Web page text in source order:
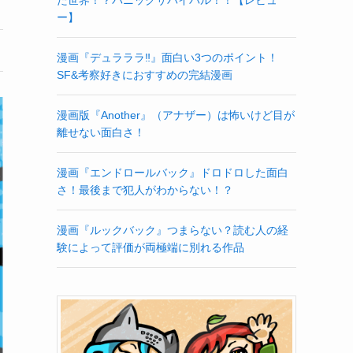
ー】
漫画『デュラララ‼』面白い3つのポイント！
SF&考察好きにおすすめの完結漫画
漫画版『Another』（アナザー）は怖いけど目が
離せない面白さ！
漫画『エンドロールバック』ドロドロした面白
さ！最後まで犯人がわからない！？
漫画『ルックバック』つまらない？読む人の経
験によって評価が両極端に別れる作品